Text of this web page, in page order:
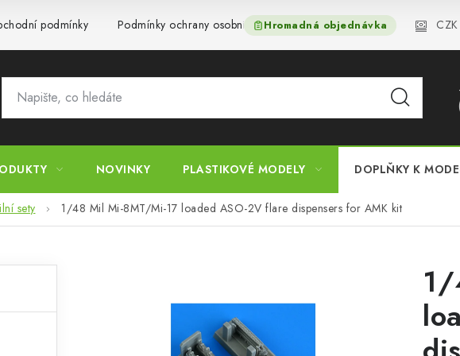
podmínky Podmínky ochrany osobních údajů Reklamační řád
Hromadná objednávka CZK
NOVINKY PLASTIKOVÉ MODELY DOPLŇKY K
sety 1/48 Mil Mi-8MT/Mi-17 loaded ASO-2V flare dispensers for AMK kit
1/